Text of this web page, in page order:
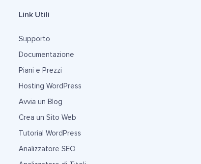
Link Utili
Supporto
Documentazione
Piani e Prezzi
Hosting WordPress
Avvia un Blog
Crea un Sito Web
Tutorial WordPress
Analizzatore SEO